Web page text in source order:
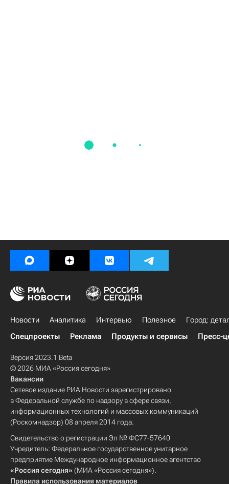
Новости Аналитика Интервью Полезное
Город:
Спецпроекты
Реклама Продукты и сервисы Пресс-
Версия 2023.1 Beta
© 2026 МИА «Россия сегодня»
Вакансии
Сетевое издание РИА Новости зарегистрировано
в Федеральной службе по надзору в сфере связи,
информационных технологий и массовых коммуникаций
(Роскомнадзор) 08 апреля 2014 года.
Свидетельство о регистрации Эл № ФС77-57640
Учредитель: Федеральное государственное унитарное
предприятие Международное информационное агентство
«Россия сегодня» (МИА «Россия сегодня»).
Правила использования материалов